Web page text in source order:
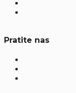
Pratite nas